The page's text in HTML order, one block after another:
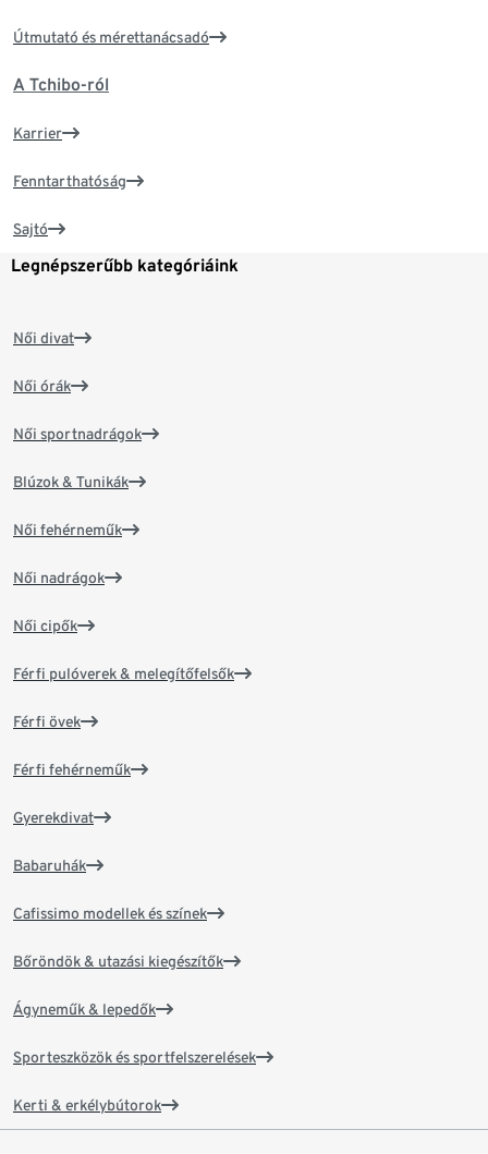
Útmutató és mérettanácsadó
A Tchibo-ról
Karrier
Fenntarthatóság
Sajtó
Legnépszerűbb kategóriáink
Női divat
Női órák
Női sportnadrágok
Blúzok & Tunikák
Női fehérneműk
Női nadrágok
Női cipők
Férfi pulóverek & melegítőfelsők
Férfi övek
Férfi fehérneműk
Gyerekdivat
Babaruhák
Cafissimo modellek és színek
Bőröndök & utazási kiegészítők
Ágyneműk & lepedők
Sporteszközök és sportfelszerelések
Kerti & erkélybútorok